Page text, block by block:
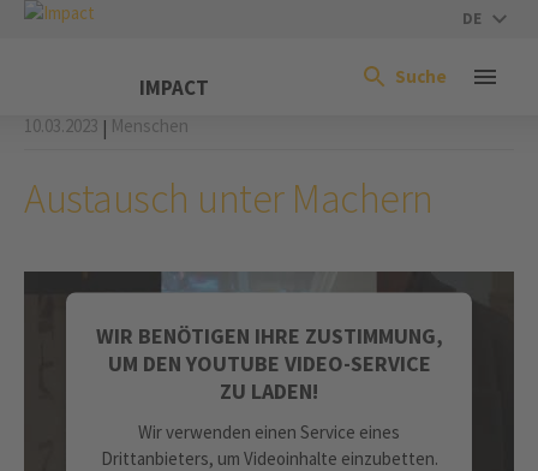
DE
IMPACT Suche
10.03.2023 | Menschen
Austausch unter Machern
WIR BENÖTIGEN IHRE ZUSTIMMUNG,
UM DEN YOUTUBE VIDEO-SERVICE
ZU LADEN!
Wir verwenden einen Service eines
Drittanbieters, um Videoinhalte einzubetten.